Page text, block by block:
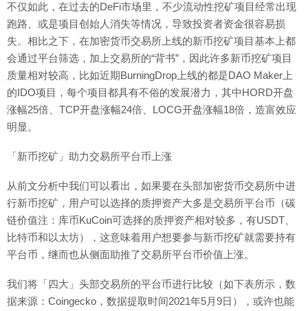
不仅如此，在过去的DeFi市场里，不少流动性挖矿项目经常出现
跑路、或是项目创始人消失等情况，导致投资者资金很容易损
失。相比之下，在加密货币交易所上线的新币挖矿项目基本上都
会通过平台筛选，加上交易所的“背书”，因此许多新币挖矿项目
质量相对较高，比如近期BurningDrop上线的都是DAO Maker上
的IDO项目，每个项目都具有不俗的发展潜力，其中HORD开盘
涨幅25倍、TCP开盘涨幅24倍、LOCG开盘涨幅18倍，造富效应
明显。
「新币挖矿」助力交易所平台币上涨
从前文分析中我们可以看出，如果要在头部加密货币交易所中进
行新币挖矿，用户可以选择的质押资产大多是交易所平台币（碳
链价值注：库币KuCoin可选择的质押资产相对较多，有USDT、
比特币和以太坊），这意味着用户想要参与新币挖矿就需要持有
平台币，继而也从侧面助推了交易所平台币价值上涨。
我们将「四大」头部交易所的平台币进行比较（如下表所示，数
据来源：Coingecko，数据提取时间2021年5月9日），或许也能